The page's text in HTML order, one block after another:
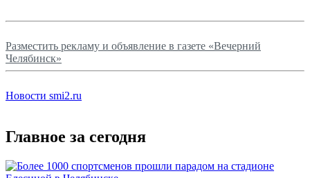
Разместить рекламу и объявление в газете «Вечерний
Челябинск»
Новости smi2.ru
Главное за сегодня